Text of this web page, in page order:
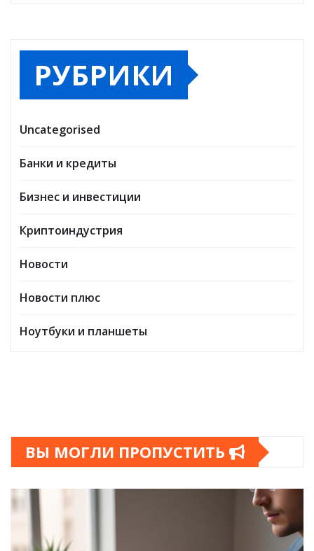
РУБРИКИ
Uncategorised
Банки и кредиты
Бизнес и инвестиции
Криптоиндустрия
Новости
Новости плюс
Ноутбуки и планшеты
ВЫ МОГЛИ ПРОПУСТИТЬ